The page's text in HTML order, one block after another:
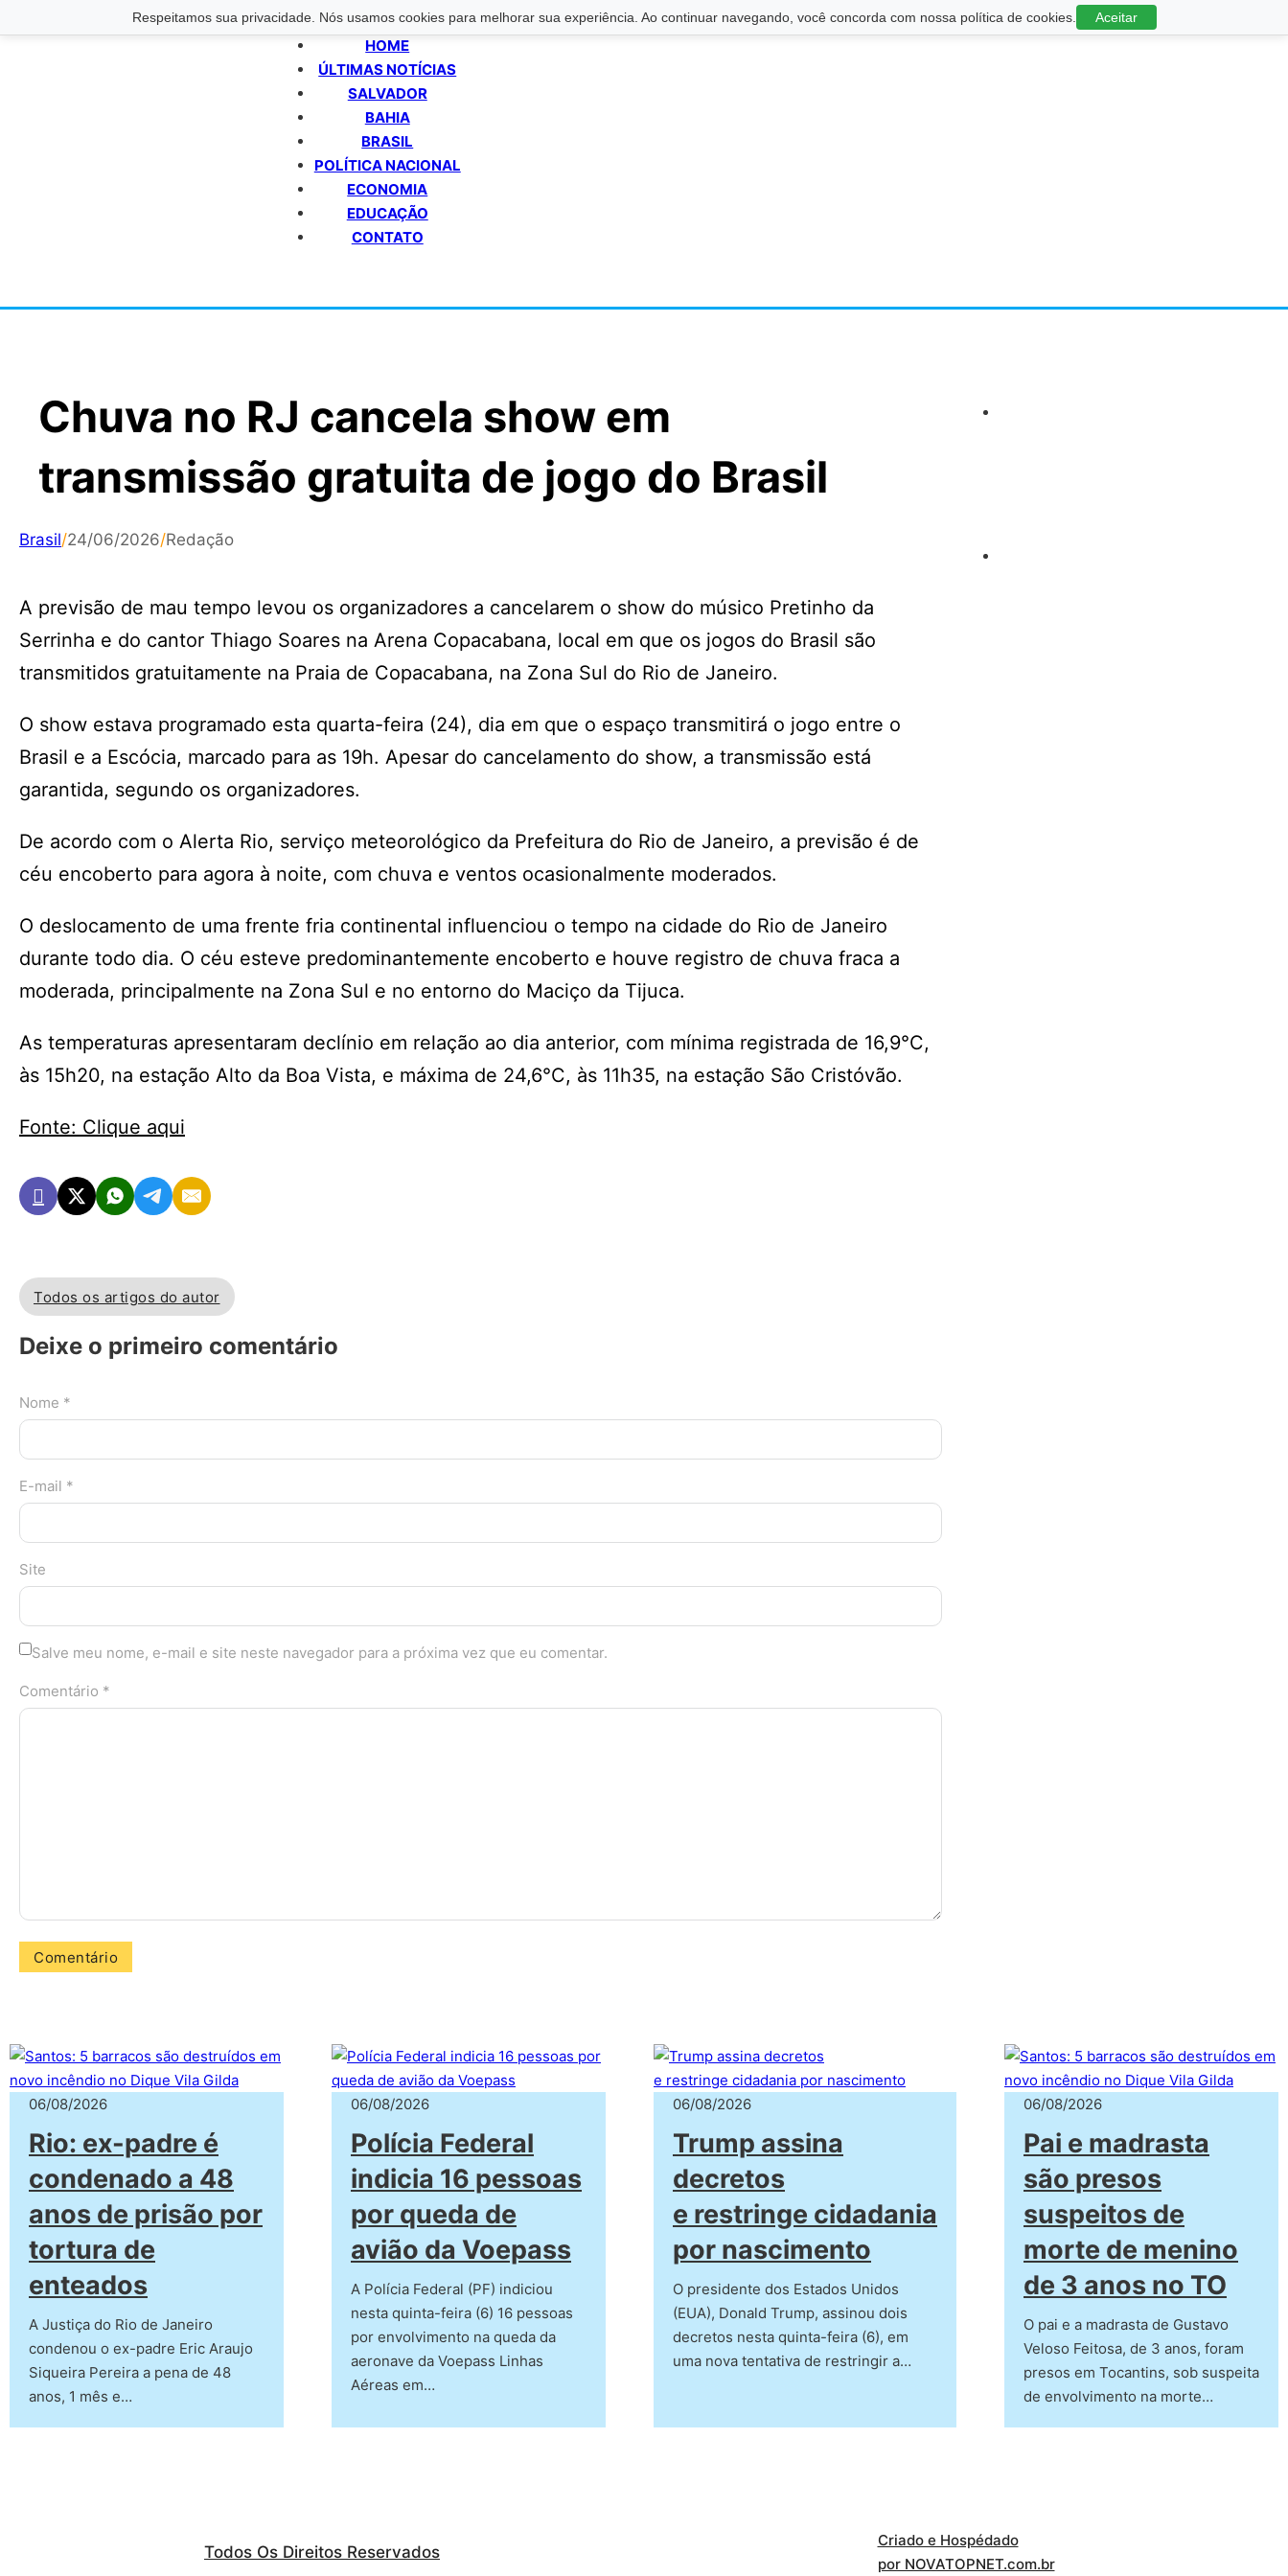
Respeitamos sua privacidade. Nós usamos cookies para melhorar sua experiência. Ao continuar navegando, você concorda com nossa política de cookies. Aceitar
HOME
ÚLTIMAS NOTÍCIAS
SALVADOR
BAHIA
BRASIL
POLÍTICA NACIONAL
ECONOMIA
EDUCAÇÃO
CONTATO
Chuva no RJ cancela show em
transmissão gratuita de jogo do Brasil
Brasil/24/06/2026/Redação
A previsão de mau tempo levou os organizadores a cancelarem o show do músico Pretinho da
Serrinha e do cantor Thiago Soares na Arena Copacabana, local em que os jogos do Brasil são
transmitidos gratuitamente na Praia de Copacabana, na Zona Sul do Rio de Janeiro.
O show estava programado esta quarta-feira (24), dia em que o espaço transmitirá o jogo entre o
Brasil e a Escócia, marcado para as 19h. Apesar do cancelamento do show, a transmissão está
garantida, segundo os organizadores.
De acordo com o Alerta Rio, serviço meteorológico da Prefeitura do Rio de Janeiro, a previsão é de
céu encoberto para agora à noite, com chuva e ventos ocasionalmente moderados.
O deslocamento de uma frente fria continental influenciou o tempo na cidade do Rio de Janeiro
durante todo dia. O céu esteve predominantemente encoberto e houve registro de chuva fraca a
moderada, principalmente na Zona Sul e no entorno do Maciço da Tijuca.
As temperaturas apresentaram declínio em relação ao dia anterior, com mínima registrada de 16,9°C,
às 15h20, na estação Alto da Boa Vista, e máxima de 24,6°C, às 11h35, na estação São Cristóvão.
Fonte: Clique aqui
Todos os artigos do autor
Deixe o primeiro comentário
Nome *
E-mail *
Site
Salve meu nome, e-mail e site neste navegador para a próxima vez que eu comentar.
Comentário *
06/08/2026
Rio: ex-padre é
condenado a 48
anos de prisão por
tortura de
enteados
A Justiça do Rio de Janeiro
condenou o ex-padre Eric Araujo
Siqueira Pereira a pena de 48
anos, 1 mês e…
06/08/2026
Polícia Federal
indicia 16 pessoas
por queda de
avião da Voepass
A Polícia Federal (PF) indiciou
nesta quinta-feira (6) 16 pessoas
por envolvimento na queda da
aeronave da Voepass Linhas
Aéreas em…
06/08/2026
Trump assina
decretos
e restringe cidadania
por nascimento
O presidente dos Estados Unidos
(EUA), Donald Trump, assinou dois
decretos nesta quinta-feira (6), em
uma nova tentativa de restringir a…
06/08/2026
Pai e madrasta
são presos
suspeitos de
morte de menino
de 3 anos no TO
O pai e a madrasta de Gustavo
Veloso Feitosa, de 3 anos, foram
presos em Tocantins, sob suspeita
de envolvimento na morte…
Todos Os Direitos Reservados
Criado e Hospédado
por NOVATOPNET.com.br